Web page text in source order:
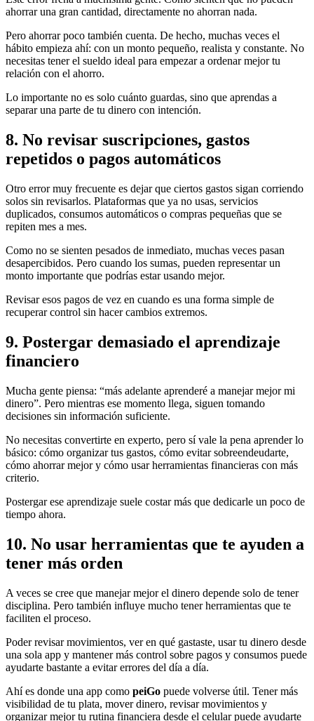
ahorrar una gran cantidad, directamente no ahorran nada.
Pero ahorrar poco también cuenta. De hecho, muchas veces el
hábito empieza ahí: con un monto pequeño, realista y constante. No
necesitas tener el sueldo ideal para empezar a ordenar mejor tu
relación con el ahorro.
Lo importante no es solo cuánto guardas, sino que aprendas a
separar una parte de tu dinero con intención.
8. No revisar suscripciones, gastos
repetidos o pagos automáticos
Otro error muy frecuente es dejar que ciertos gastos sigan corriendo
solos sin revisarlos. Plataformas que ya no usas, servicios
duplicados, consumos automáticos o compras pequeñas que se
repiten mes a mes.
Como no se sienten pesados de inmediato, muchas veces pasan
desapercibidos. Pero cuando los sumas, pueden representar un
monto importante que podrías estar usando mejor.
Revisar esos pagos de vez en cuando es una forma simple de
recuperar control sin hacer cambios extremos.
9. Postergar demasiado el aprendizaje
financiero
Mucha gente piensa: “más adelante aprenderé a manejar mejor mi
dinero”. Pero mientras ese momento llega, siguen tomando
decisiones sin información suficiente.
No necesitas convertirte en experto, pero sí vale la pena aprender lo
básico: cómo organizar tus gastos, cómo evitar sobreendeudarte,
cómo ahorrar mejor y cómo usar herramientas financieras con más
criterio.
Postergar ese aprendizaje suele costar más que dedicarle un poco de
tiempo ahora.
10. No usar herramientas que te ayuden a
tener más orden
A veces se cree que manejar mejor el dinero depende solo de tener
disciplina. Pero también influye mucho tener herramientas que te
faciliten el proceso.
Poder revisar movimientos, ver en qué gastaste, usar tu dinero desde
una sola app y mantener más control sobre pagos y consumos puede
ayudarte bastante a evitar errores del día a día.
Ahí es donde una app como peiGo puede volverse útil. Tener más
visibilidad de tu plata, mover dinero, revisar movimientos y
organizar mejor tu rutina financiera desde el celular puede ayudarte